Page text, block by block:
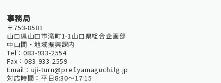
事務局
〒753-8501
山口県山口市滝町1-1山口県総合企画部
中山間・地域振興課内
Tel：083-933-2554
Fax：083-933-2559
Email：uji-turn@pref.yamaguchi.lg.jp
対応時間：平日8:30～17:15